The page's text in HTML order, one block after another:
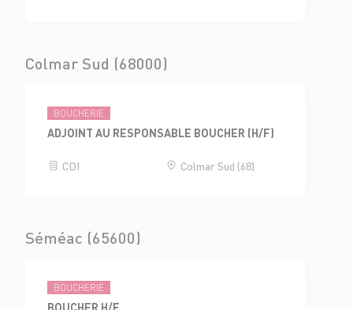
Colmar Sud (68000)
BOUCHERIE
ADJOINT AU RESPONSABLE BOUCHER (H/F)
CDI Colmar Sud (68)
Séméac (65600)
BOUCHERIE
BOUCHER H/F